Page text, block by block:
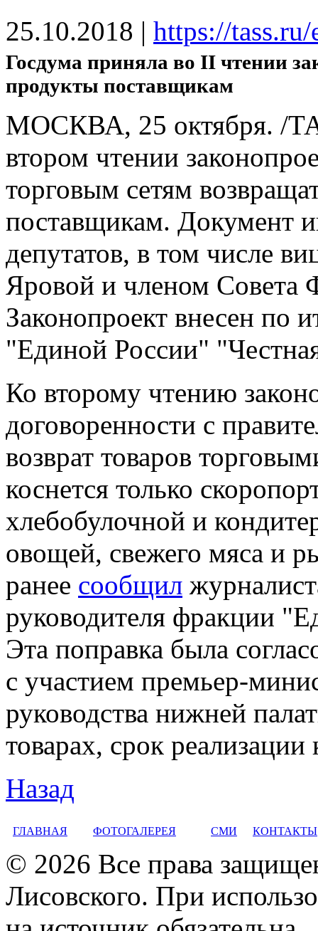
25.10.2018 | https://
Госдума приняла во II чтении
продукты поставщикам
МОСКВА, 25 октября. /
втором чтении
торговым сетям
поставщикам. Документ
депутатов, в том числе
Яровой и членом Совета
Законопроект внесен по
"Единой России"
Ко второму чтению
договоренности с
возврат товаров
коснется только
хлебобулочной и
овощей, свежего мяса и
ранее сообщил
руководителя фракции
Эта поправка была
с участием премьер-
руководства нижней
товарах, срок
Назад
ГЛАВНАЯ ФОТОГАЛЕРЕЯ СМИ КОНТАКТЫ
© 2026 Все права
Лисовского. При